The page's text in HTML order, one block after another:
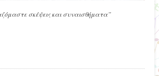
σκέψεις και συναισθήματα”